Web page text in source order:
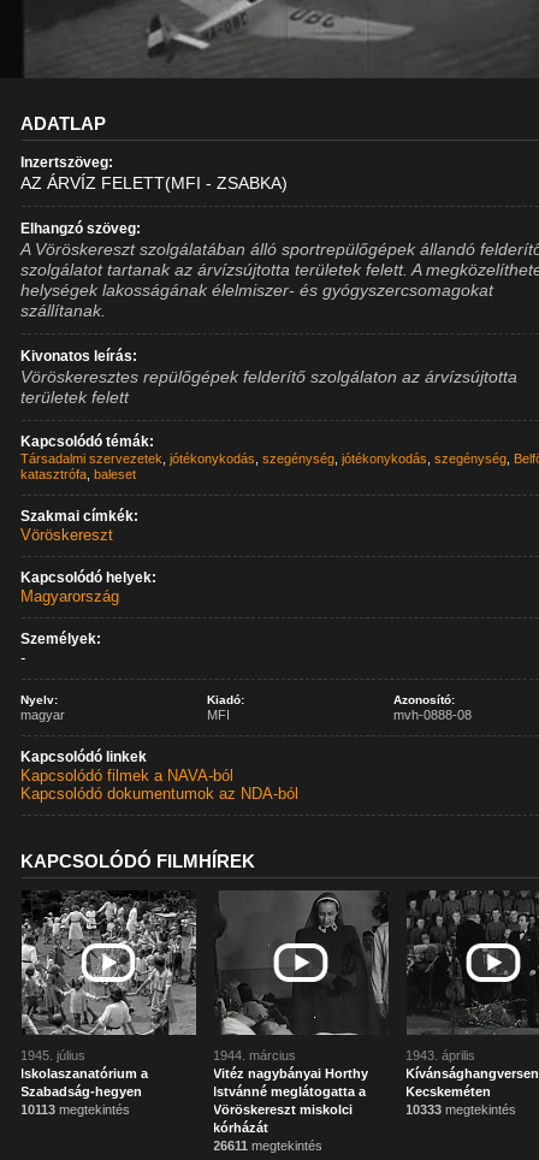
ADATLAP
Inzertszöveg:
AZ ÁRVÍZ FELETT(MFI - ZSABKA)
Elhangzó szöveg:
A Vöröskereszt szolgálatában álló sportrepülőgépek állandó
szolgálatot tartanak az árvízsújtotta területek felett. A
helységek lakosságának élelmiszer- és gyógyszercsomagokat
szállítanak.
Kivonatos leírás:
Vöröskeresztes repülőgépek felderítő szolgálaton az árvízsújtotta
területek felett
Kapcsolódó témák:
Társadalmi szervezetek ,jótékonykodás ,szegénység ,jótékonykodás ,szegénység
katasztrófa ,baleset
Szakmai címkék:
Vöröskereszt
Kapcsolódó helyek:
Magyarország
Személyek:
-
Nyelv:
magyar
Kiadó:
MFI
Azonosító:
mvh-0888-08
Kapcsolódó linkek
Kapcsolódó filmek a NAVA-ból
Kapcsolódó dokumentumok az NDA-ból
KAPCSOLÓDÓ FILMHÍREK
1945. július
Iskolaszanatórium a
Szabadság-hegyen
10113 megtekintés
1944. március
Vitéz nagybányai Horthy
Istvánné meglátogatta a
Vöröskereszt miskolci
kórházát
26611 megtekintés
1943. április
Kecskeméten
10333 megtekintés